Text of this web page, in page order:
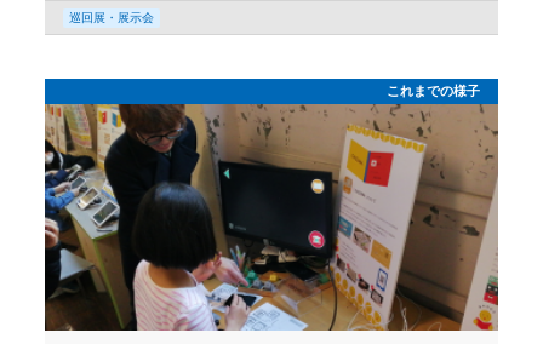
巡回展・展示会
これまでの様子